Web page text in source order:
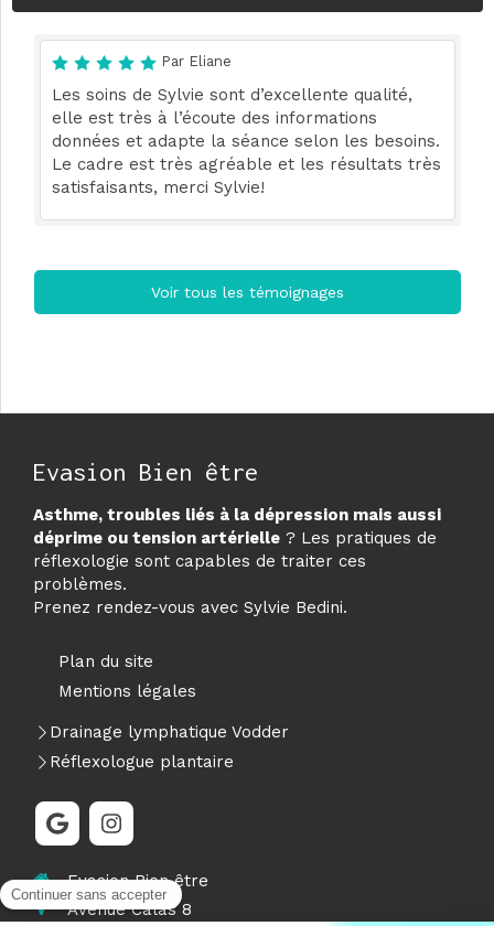
Par Eliane
Les soins de Sylvie sont d’excellente qualité,
elle est très à l’écoute des informations
données et adapte la séance selon les besoins.
Le cadre est très agréable et les résultats très
satisfaisants, merci Sylvie!
Voir tous les témoignages
Evasion Bien être
Asthme, troubles liés à la dépression mais aussi
déprime ou tension artérielle ? Les pratiques de
réflexologie sont capables de traiter ces
problèmes.
Prenez rendez-vous avec Sylvie Bedini.
Plan du site
Mentions légales
Drainage lymphatique Vodder
Réflexologue plantaire
Evasion Bien être
Avenue Calas 8